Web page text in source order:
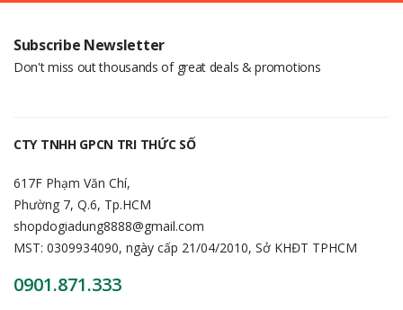
Subscribe Newsletter
Don't miss out thousands of great deals & promotions
CTY TNHH GPCN TRI THỨC SỐ
617F Phạm Văn Chí,
Phường 7, Q.6, Tp.HCM
shopdogiadung8888@gmail.com
MST: 0309934090, ngày cấp 21/04/2010, Sở KHĐT TPHCM
0901.871.333